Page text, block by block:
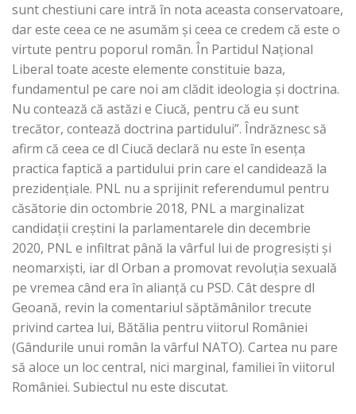
sunt chestiuni care intră în nota aceasta conservatoare,
dar este ceea ce ne asumăm și ceea ce credem că este o
virtute pentru poporul român. În Partidul Național
Liberal toate aceste elemente constituie baza,
fundamentul pe care noi am clădit ideologia și doctrina.
Nu contează că astăzi e Ciucă, pentru că eu sunt
trecător, contează doctrina partidului”. Îndrăznesc să
afirm că ceea ce dl Ciucă declară nu este în esența
practica faptică a partidului prin care el candidează la
prezidențiale. PNL nu a sprijinit referendumul pentru
căsătorie din octombrie 2018, PNL a marginalizat
candidații creștini la parlamentarele din decembrie
2020, PNL e infiltrat până la vârful lui de progresiști și
neomarxiști, iar dl Orban a promovat revoluția sexuală
pe vremea când era în alianță cu PSD. Cât despre dl
Geoană, revin la comentariul săptămânilor trecute
privind cartea lui, Bătălia pentru viitorul României
(Gândurile unui român la vârful NATO). Cartea nu pare
să aloce un loc central, nici marginal, familiei în viitorul
României. Subiectul nu este discutat.